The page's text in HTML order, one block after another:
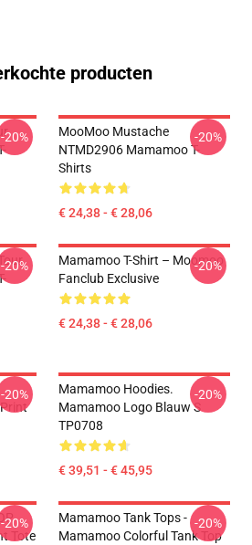
producten
-20%
MooMoo Mustache
NTMD2906 Mamamoo T-
Shirts
€ 24,38 - € 28,06
-20%
-20%
Mamamoo T-Shirt – Moomoo
Fanclub Exclusive
€ 24,38 - € 28,06
-20%
-20%
Mamamoo Hoodies.
Mamamoo Logo Blauw S
TP0708
€ 39,51 - € 45,95
-20%
Tote
-20%
Mamamoo Tank Tops -
Mamamoo Colorful Tank Top
-20%